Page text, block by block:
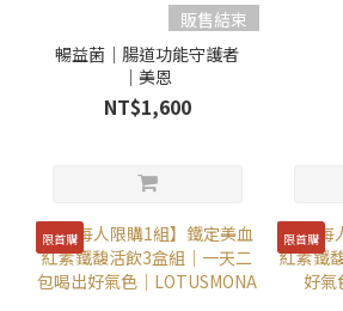
販售結束
暢益菌｜腸道功能守護者
｜美恩
NT$1,600
限首購 限首購